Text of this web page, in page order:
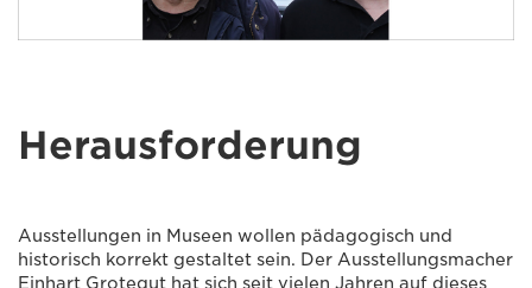
Herausforderung
Ausstellungen in Museen wollen pädagogisch und
historisch korrekt gestaltet sein. Der Ausstellungsmacher
Einhart Grotegut hat sich seit vielen Jahren auf dieses